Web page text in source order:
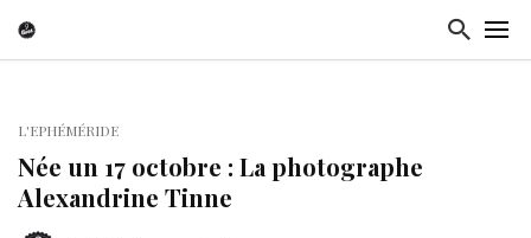
L'EPHÉMÉRIDE
Née un 17 octobre : La photographe
Alexandrine Tinne